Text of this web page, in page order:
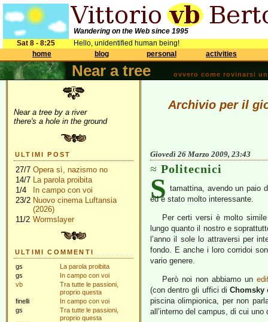
Wandering on the Web since 1995
Sat 8 - 8:25
Hello, unidentified human being!
home
blog personal activities
Near a tree ovvero come rovinarsi
Near a tree by a river
there's a hole in the ground
ULTIMI POST
27/7 Opera sì, nazismo no
14/7 La parola proibita
1/4
In campo con voi
23/2 Nuovo cinema Luftansia
(2026)
11/2 Wormslayer
ULTIMI COMMENTI
gs
La parola proibita
gs
In campo con voi
vb
Tra tutte le passioni,
proprio questa
finelli
In campo con voi
gs
Tra tutte le passioni,
proprio questa
Archivio per il
Giovedì 26 Marzo 2009, 23:43
Politecnici
S tamattina, avendo un paio
ed è stato molto interessante.
Per certi versi è molto
lungo quanto il nostro e
l’anno il sole lo attraversi per
fondo. E anche i loro corridoi
vario genere.
Però noi non abbiamo un
(con dentro gli uffici di Chomsky
piscina olimpionica, per non
all’interno del campus, di cui uno